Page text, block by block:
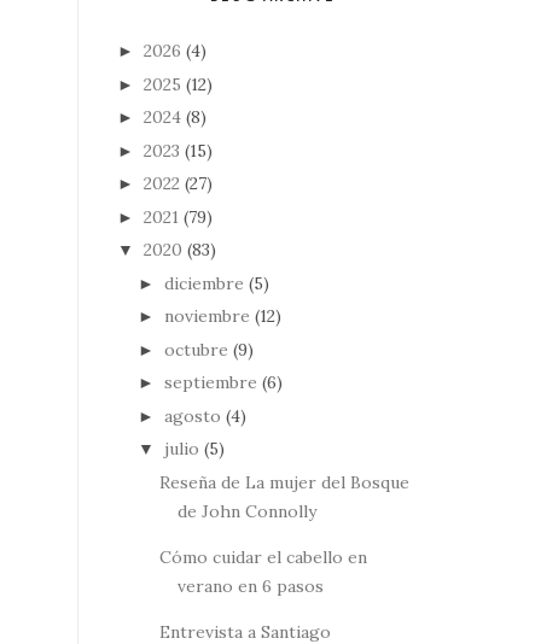
► 2026 (4)
► 2025 (12)
► 2024 (8)
► 2023 (15)
► 2022 (27)
► 2021 (79)
▼ 2020 (83)
► diciembre (5)
► noviembre (12)
► octubre (9)
► septiembre (6)
► agosto (4)
▼ julio (5)
Reseña de La mujer del Bosque
de John Connolly
Cómo cuidar el cabello en
verano en 6 pasos
Entrevista a Santiago